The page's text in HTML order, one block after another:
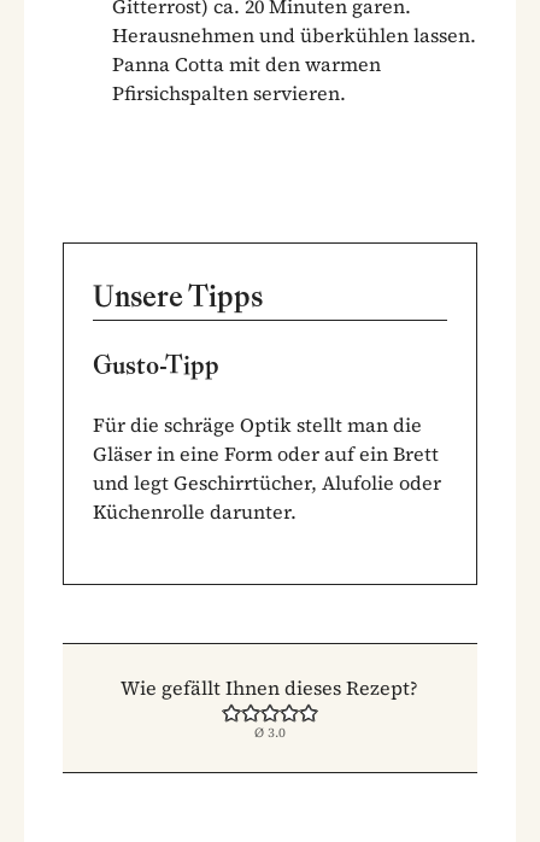
Gitterrost) ca. 20 Minuten garen.
Herausnehmen und überkühlen lassen.
Panna Cotta mit den warmen
Pfirsichspalten servieren.
Unsere Tipps
Gusto-Tipp
Für die schräge Optik stellt man die
Gläser in eine Form oder auf ein Brett
und legt Geschirrtücher, Alufolie oder
Küchenrolle darunter.
Wie gefällt Ihnen dieses Rezept?
Ø 3.0